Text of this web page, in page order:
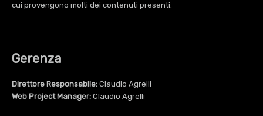
cui provengono molti dei contenuti presenti.
Gerenza
Direttore Responsabile: Claudio Agrelli
Web Project Manager: Claudio Agrelli